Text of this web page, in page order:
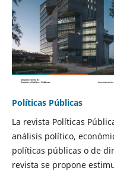
Políticas Públicas
La revista Políticas
análisis político,
políticas públicas o de
revista se propone